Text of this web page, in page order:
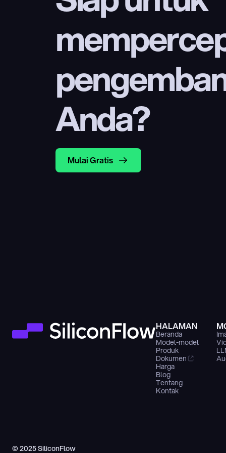
Anda?
Mulai Gratis
HALAMAN
Beranda
Model-model
Produk
Dokumen
Harga
Blog
Tentang
Kontak
© 2025 SiliconFlow